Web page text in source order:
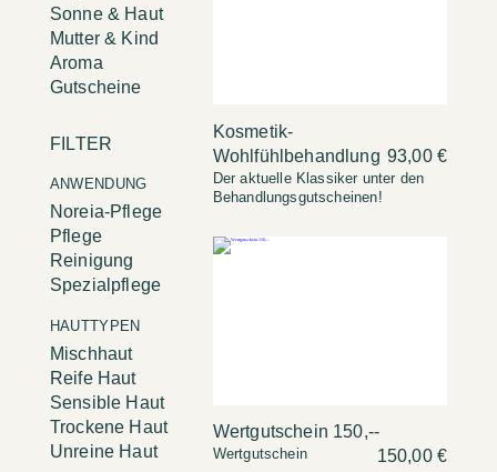
Sonne & Haut
Mutter & Kind
Aroma
Gutscheine
FILTER
ANWENDUNG
Noreia-Pflege
Pflege
Reinigung
Spezialpflege
HAUTTYPEN
Mischhaut
Reife Haut
Sensible Haut
Trockene Haut
Unreine Haut
Kosmetik-
Wohlfühlbehandlung 93,00 €
Der aktuelle Klassiker unter den
Behandlungsgutscheinen!
Wertgutschein 150,--
150,00 €
Wertgutschein